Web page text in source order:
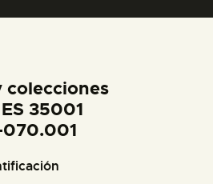
colecciones
35001